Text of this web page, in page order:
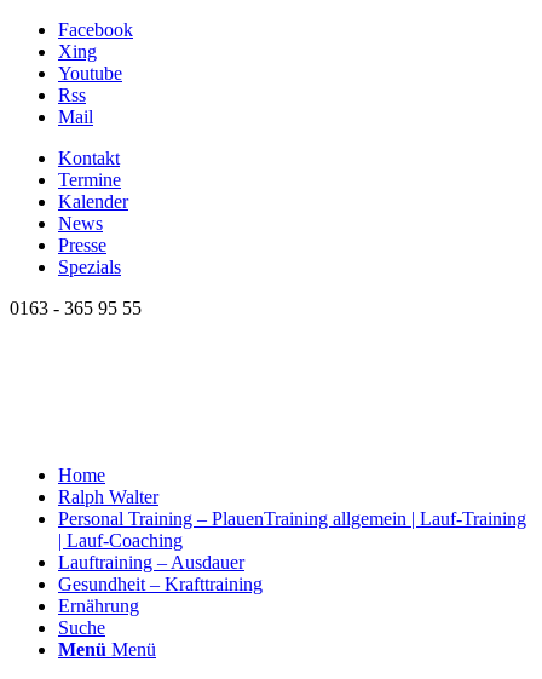
Facebook
Xing
Youtube
Rss
Mail
Kontakt
Termine
Kalender
News
Presse
Spezials
0163 - 365 95 55
Home
Ralph Walter
Personal Training – PlauenTraining allgemein | Lauf-Training
| Lauf-Coaching
Lauftraining – Ausdauer
Gesundheit – Krafttraining
Ernährung
Suche
Menü Menü